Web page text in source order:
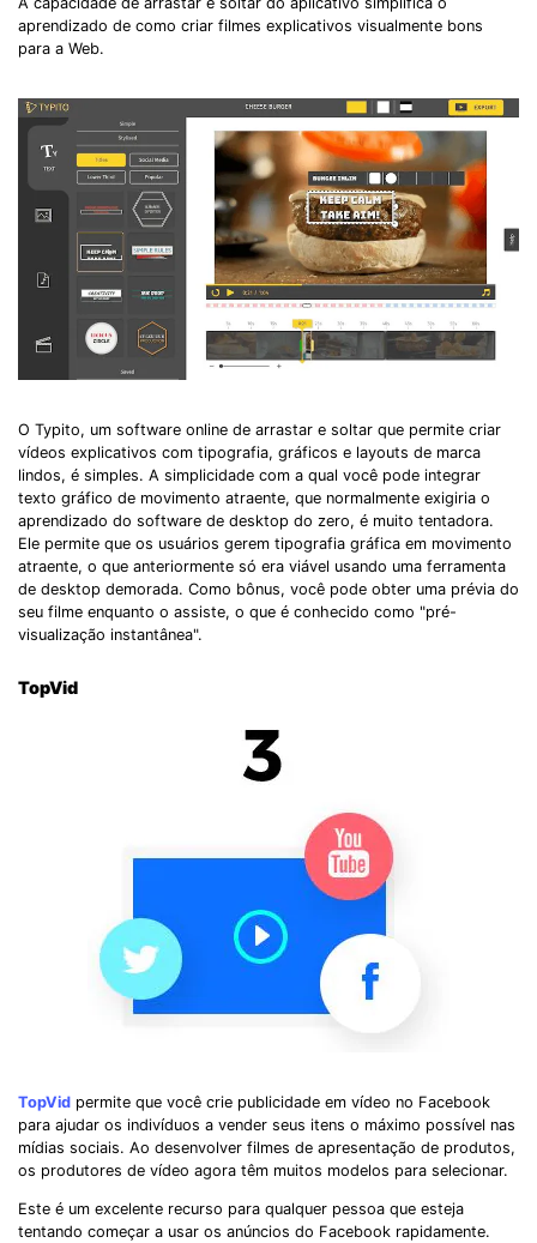
aprendizado de como criar filmes explicativos visualmente bons
para a Web.
O Typito, um software online de arrastar e soltar que permite criar
vídeos explicativos com tipografia, gráficos e layouts de marca
lindos, é simples. A simplicidade com a qual você pode integrar
texto gráfico de movimento atraente, que normalmente exigiria o
aprendizado do software de desktop do zero, é muito tentadora.
Ele permite que os usuários gerem tipografia gráfica em movimento
atraente, o que anteriormente só era viável usando uma ferramenta
de desktop demorada. Como bônus, você pode obter uma prévia do
seu filme enquanto o assiste, o que é conhecido como "pré-
visualização instantânea".
TopVid
TopVid permite que você crie publicidade em vídeo no Facebook
para ajudar os indivíduos a vender seus itens o máximo possível nas
mídias sociais. Ao desenvolver filmes de apresentação de produtos,
os produtores de vídeo agora têm muitos modelos para selecionar.
Este é um excelente recurso para qualquer pessoa que esteja
tentando começar a usar os anúncios do Facebook rapidamente.